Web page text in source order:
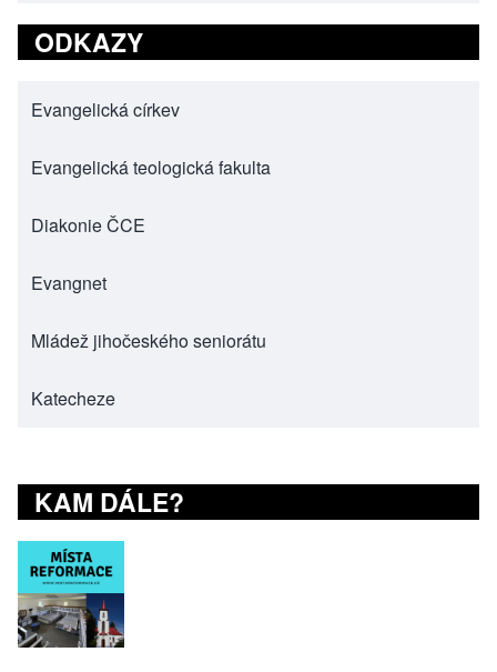
ODKAZY
Evangelická církev
(opens in new tab)
Evangelická teologická fakulta
(opens in new tab)
Diakonie ČCE
(opens in new tab)
Evangnet
(opens in new tab)
Mládež jihočeského seniorátu
(opens in new tab)
Katecheze
(opens in new tab)
KAM DÁLE?